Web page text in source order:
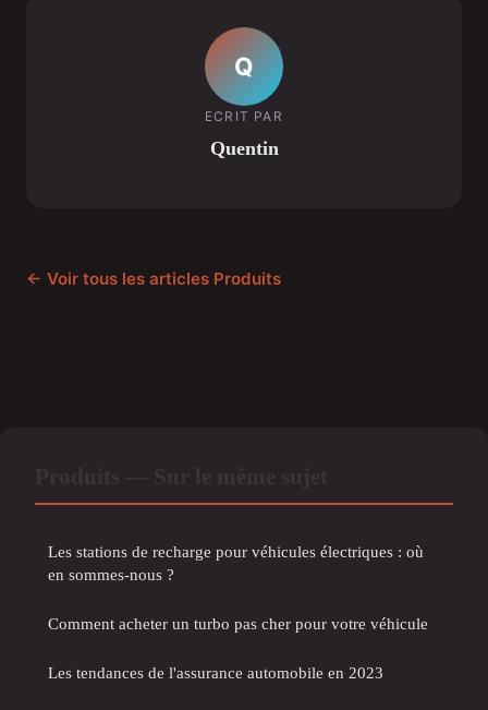
Q
ECRIT PAR
Quentin
← Voir tous les articles Produits
Les stations de recharge pour véhicules électriques : où
en sommes-nous ?
Comment acheter un turbo pas cher pour votre véhicule
Les tendances de l'assurance automobile en 2023